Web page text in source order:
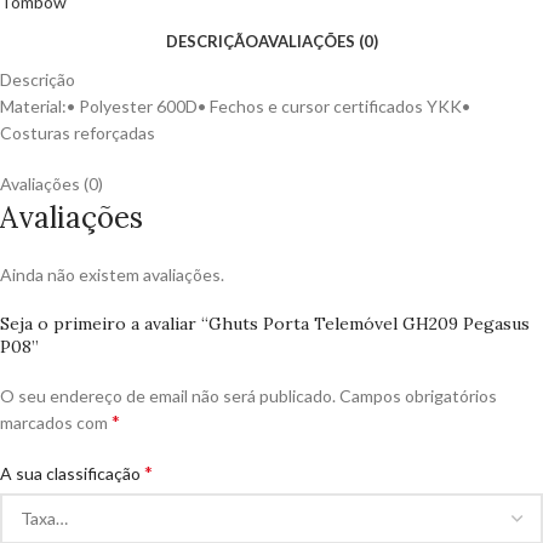
DESCRIÇÃOAVALIAÇÕES (0)
Descrição
Material:• Polyester 600D• Fechos e cursor certificados YKK•
Costuras reforçadas
Avaliações (0)
Avaliações
Ainda não existem avaliações.
Seja o primeiro a avaliar “Ghuts Porta Telemóvel GH209 Pegasus
P08”
O seu endereço de email não será publicado. Campos obrigatórios
marcados com *
A sua classificação *